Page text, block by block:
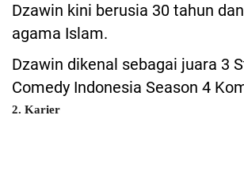
Dzawin kini berusia 30 tahun
agama Islam.
Dzawin dikenal sebagai juara 3
Comedy Indonesia Season 4
2. Karier